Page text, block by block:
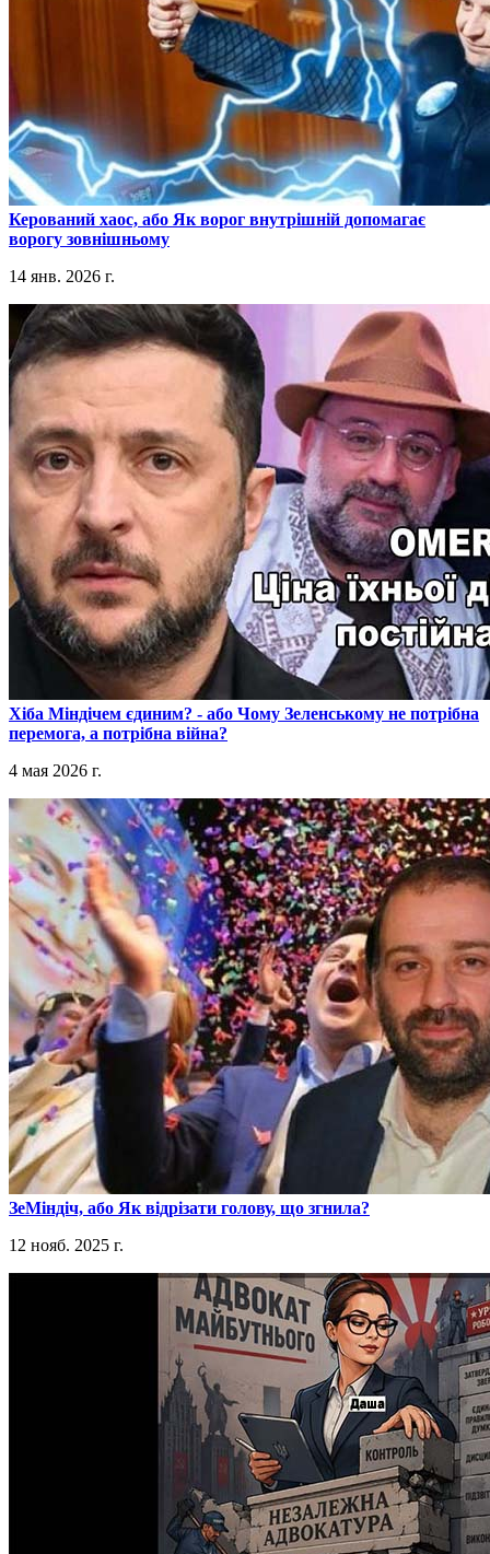
​Керований хаос, або Як ворог внутрішній допомагає
ворогу зовнішньому
14 янв. 2026 г.
​Хіба Міндічем єдиним? - або Чому Зеленському не потрібна
перемога, а потрібна війна?
4 мая 2026 г.
​ЗеМіндіч, або Як відрізати голову, що згнила?
12 нояб. 2025 г.